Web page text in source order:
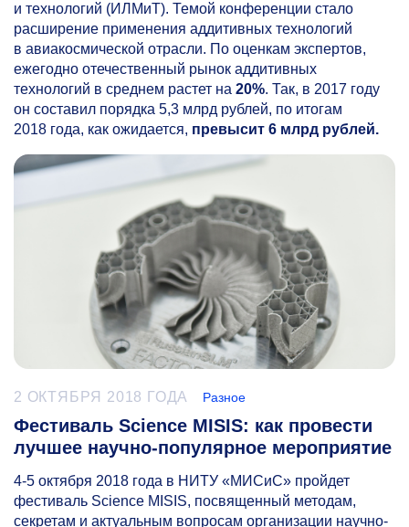
и технологий (ИЛМиТ). Темой конференции стало
расширение применения аддитивных технологий
в авиакосмической отрасли. По оценкам экспертов,
ежегодно отечественный рынок аддитивных
технологий в среднем растет на 20%. Так, в 2017 году
он составил порядка 5,3 млрд рублей, по итогам
2018 года, как ожидается, превысит 6 млрд рублей.
2 ОКТЯБРЯ 2018 ГОДА Разное
Фестиваль Science MISIS: как провести
лучшее научно-популярное мероприятие
4-5 октября 2018 года в НИТУ «МИСиС» пройдет
фестиваль Science MISIS, посвященный методам,
секретам и актуальным вопросам организации научно-